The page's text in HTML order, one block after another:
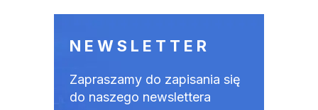
NEWSLETTER
Zapraszamy do zapisania się
do naszego newslettera